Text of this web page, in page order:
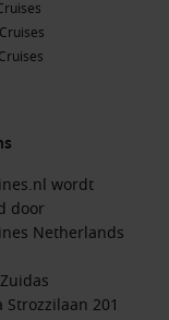
aan
tot de Sydney
zijn prachtige
voor
schepen biedt
wordt
door
Netherlands
Strozzilaan 201